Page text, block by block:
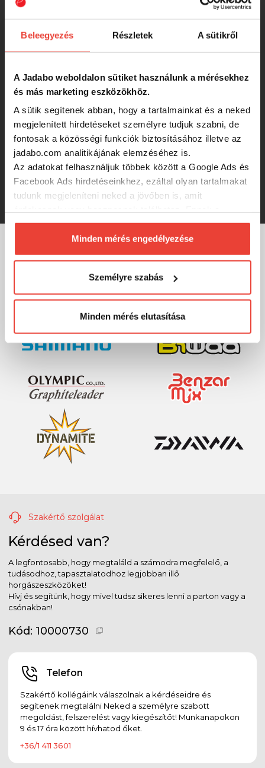
Beleegyezés Részletek A sütikről
A Jadabo weboldalon sütiket használunk a mérésekhez
és más marketing eszközökhöz.
A sütik segítenek abban, hogy a tartalmainkat és a neked
megjelenített hirdetéseket személyre tudjuk szabni, de
fontosak a közösségi funkciók biztosításához illetve az
jadabo.com analitikájának elemzéséhez is.
Az adatokat felhasználjuk többek között a Google Ads és
Facebook Ads hirdetéseinkhez, ezáltal olyan tartalmakat
tudunk megjeleníteni neked a jövőben is, amit
biztosításához arra kérünk, hogy engedd meg
számunkra minden mérés használatát.
Természetesensoha semmilyen formában nem fogunk
megváltoztathatod a döntésed ezzel kapcsolatban.
Előre is köszönjük!
Minden mérés engedélyezése
Személyre szabás
Minden mérés elutasítása
828 Ft
821 Ft
Reiva Ultra Strong Jig fej 5/0-18g
3db/cs
821 Ft
MÁRKÁINK
Szakértő szolgálat
Kérdésed van?
A legfontosabb, hogy megtaláld a számodra megfelelő, a
tudásodhoz, tapasztalatodhoz legjobban illő
horgászeszközöket!
Hívj és segítünk, hogy mivel tudsz sikeres lenni a parton vagy a
csónakban!
Kód: 10000730
Telefon
Szakértő kollégáink válaszolnak a kérdéseidre és
segítenek megtalálni Neked a személyre szabott
megoldást, felszerelést vagy kiegészítőt! Munkanapokon
9 és 17 óra között hívhatod őket.
+36/1 411 3601